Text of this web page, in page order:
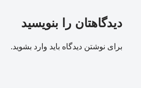
دیدگاهتان را بنویسید
برای نوشتن دیدگاه باید وارد بشوید.